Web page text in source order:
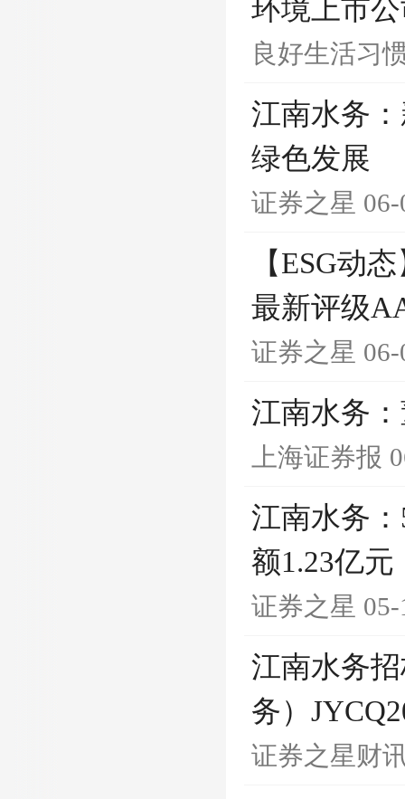
环境上市
良好生活习
江南水务
绿色发展
证券之星
【ESG动
最新评级
证券之星
江南水务
上海证券报
江南水务
额1.23亿元
证券之星
江南水务
务）
证券之星财